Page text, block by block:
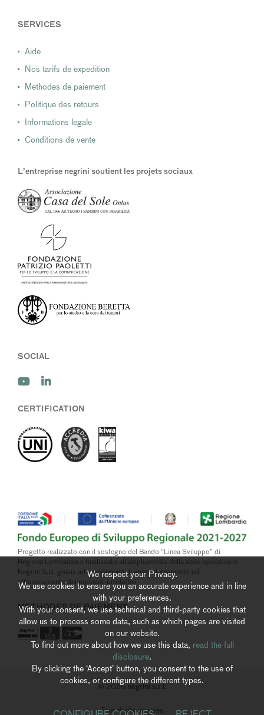
SERVICES
Aide
Nos tarifs de expedition
Methodes de paiement
Politique des retours
Informations legale
Conditions de vente
L'entreprise negrini soutient les projets sociaux
SOCIAL
CERTIFICATION
Progetto realizzato con il sostegno del Bando “Linea Sviluppo” di
Regione Lombardia e finalizzato all’ampliamento della sede operativa di
Negrini S.r.l. grazie ad investimenti di ammodernamento ed
efficientamento dei processi produttivi
METHODES DE PAIEMENT
© 2026 negrini s.r.l.
Tous droits réservés
We respect your Privacy.
We use cookies to ensure you an accurate experience and in line
with your preferences.
With your consent, we use technical and third-party cookies that
allow us to process some data, such as which pages are visited
on our website.
To find out more about how we use this data, read the full
disclosure.
By clicking the ‘Accept’ button, you consent to the use of
cookies, or configure the different types.